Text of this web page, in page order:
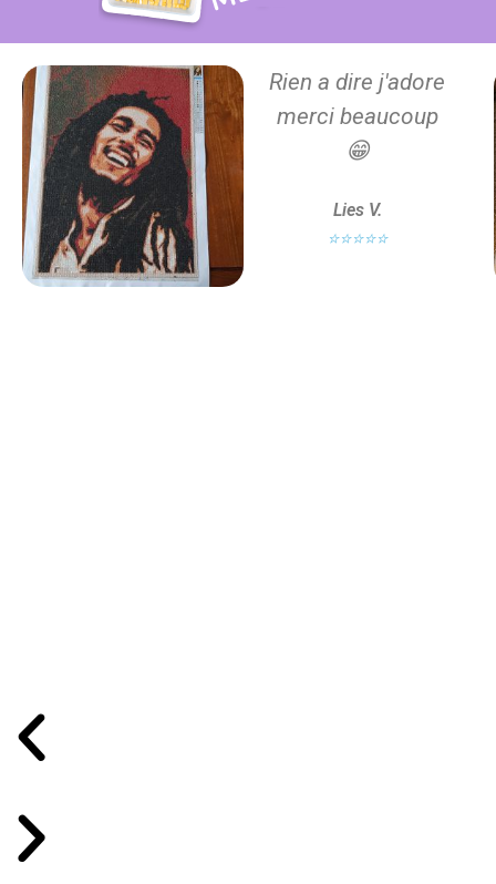
Rien a dire j'adore
merci beaucoup
😁
Lies V.
⭐⭐⭐⭐⭐